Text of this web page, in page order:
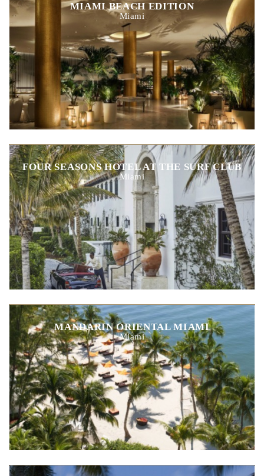
MIAMI BEACH EDITION
Miami
FOUR SEASONS HOTEL AT THE SURF CLUB
Miami
MANDARIN ORIENTAL MIAMI
Miami